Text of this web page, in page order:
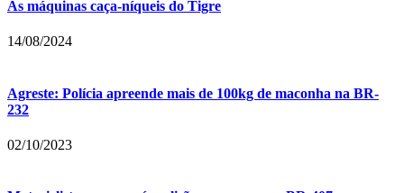
As máquinas caça-níqueis do Tigre
14/08/2024
Agreste: Polícia apreende mais de 100kg de maconha na BR-
232
02/10/2023